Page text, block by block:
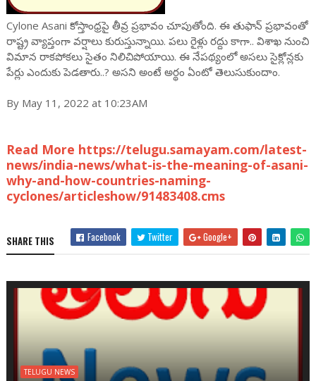
Cylone Asani కోస్తాంధ్రపై తీవ్ర ప్రభావం చూపుతోంది. ఈ తుఫాన్ ప్రభావంతో
రాష్ట్ర వ్యాప్తంగా వర్షాలు కురుస్తున్నాయి. పలు రైళ్లు రద్దు కాగా.. విశాఖ నుంచి
విమాన రాకపోకలు సైతం నిలిచిపోయాయి. ఈ నేపథ్యంలో అసలు సైక్లోన్లకు
పేర్లు ఎందుకు పెడతారు..? అసని అంటే అర్థం ఏంటో తెలుసుకుందాం.
By May 11, 2022 at 10:23AM
Read More https://telugu.samayam.com/latest-
news/india-news/what-is-the-meaning-of-asani-
why-and-how-countries-naming-
cyclones/articleshow/91483408.cms
SHARE THIS Facebook Twitter Google+
TELUGU NEWS